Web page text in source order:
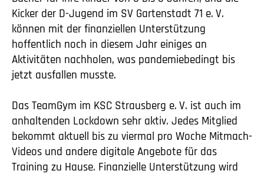
Kicker der D-Jugend im SV Gartenstadt 71 e. V.
können mit der finanziellen Unterstützung
hoffentlich noch in diesem Jahr einiges an
Aktivitäten nachholen, was pandemiebedingt bis
jetzt ausfallen musste.
Das TeamGym im KSC Strausberg e. V. ist auch im
anhaltenden Lockdown sehr aktiv. Jedes Mitglied
bekommt aktuell bis zu viermal pro Woche Mitmach-
Videos und andere digitale Angebote für das
Training zu Hause. Finanzielle Unterstützung wird